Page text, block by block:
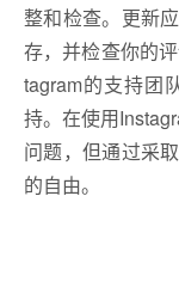
整和检查。更新
存，并检查你的
tagram的支持团
持。在使用
问题，但通过采
的自由。